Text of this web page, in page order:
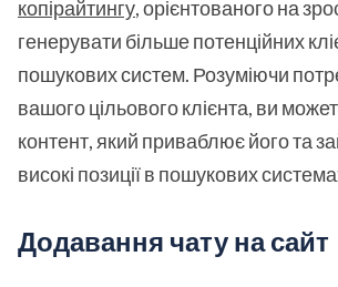
копірайтингу, орієнтованого на
генерувати більше потенційних
пошукових систем. Розуміючи
вашого цільового клієнта, ви
контент, який приваблює його та
високі позиції в пошукових
Додавання чату на сайт